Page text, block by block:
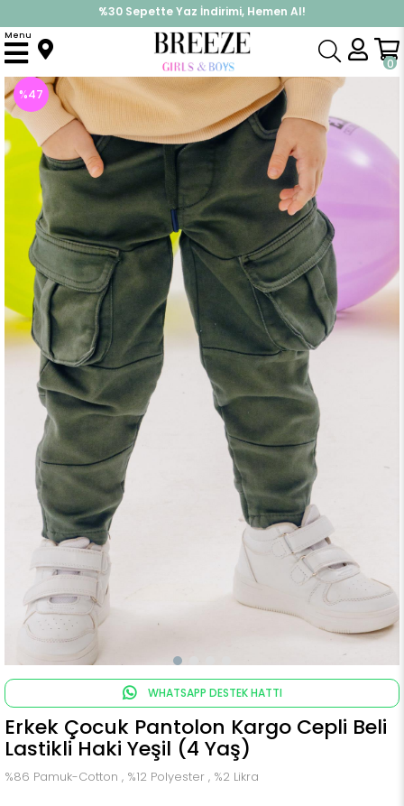
%30 Sepette Yaz İndirimi, Hemen Al!
İndirimlere ek %10 İndirimi Kap, Hemen Üye Ol!
0
Menu
Anasayfa Alt Giyim Pantolon Erkek Çocuk Pantolon Kargo Cepli Beli Lastikli Haki Yeşil (4 Yaş)
%47
İndirim
WHATSAPP DESTEK HATTI
Erkek Çocuk Pantolon Kargo Cepli Beli
Lastikli Haki Yeşil (4 Yaş)
%86 Pamuk-Cotton , %12 Polyester , %2 Likra